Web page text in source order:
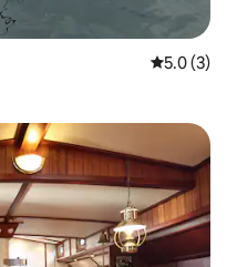
レビュー3
5.0 (3)